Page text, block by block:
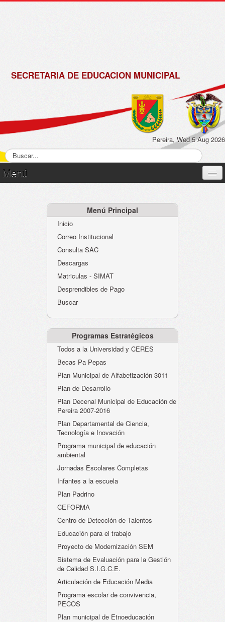
SECRETARIA DE EDUCACION MUNICIPAL
Pereira, Wed 5 Aug 2026
Menú
Atención al Ciudadano
Instituciones Educativas
Despacho Secretaría
Evaluación desempeño
Humano-Cesantías
Menú Principal
Inicio
Correo Institucional
Consulta SAC
Descargas
Matriculas - SIMAT
Desprendibles de Pago
Buscar
Programas Estratégicos
Todos a la Universidad y CERES
Becas Pa Pepas
Plan Municipal de Alfabetización 3011
Plan de Desarrollo
Plan Decenal Municipal de Educación de
Pereira 2007-2016
Plan Departamental de Ciencia,
Tecnología e Inovación
Programa municipal de educación
ambiental
Jornadas Escolares Completas
Infantes a la escuela
Plan Padrino
CEFORMA
Centro de Detección de Talentos
Educación para el trabajo
Proyecto de Modernización SEM
Sistema de Evaluación para la Gestión
de Calidad S.I.G.C.E.
Articulación de Educación Media
Programa escolar de convivencia,
PECOS
Plan municipal de Etnoeducación
de